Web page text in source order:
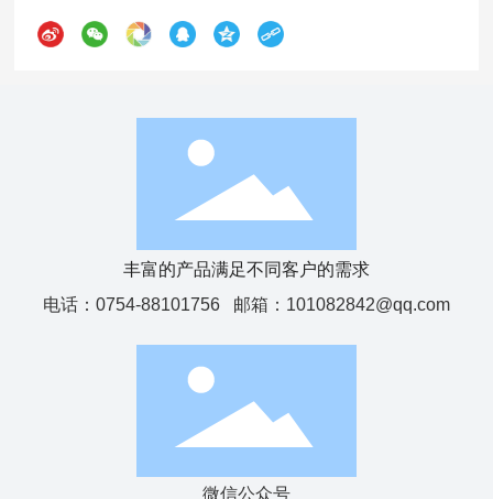
丰富的产品满足不同客户的需求
电话： 0754-88101756邮箱： 101082842@qq.com
微信公众号